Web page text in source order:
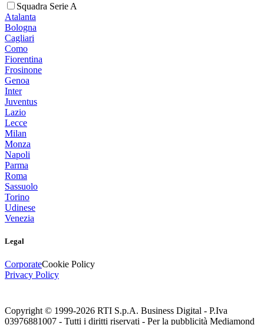
Squadra Serie A
Atalanta
Bologna
Cagliari
Como
Fiorentina
Frosinone
Genoa
Inter
Juventus
Lazio
Lecce
Milan
Monza
Napoli
Parma
Roma
Sassuolo
Torino
Udinese
Venezia
Legal
CorporateCookie Policy
Privacy Policy
Copyright © 1999-2026 RTI S.p.A. Business Digital - P.Iva
03976881007 - Tutti i diritti riservati - Per la pubblicità Mediamond